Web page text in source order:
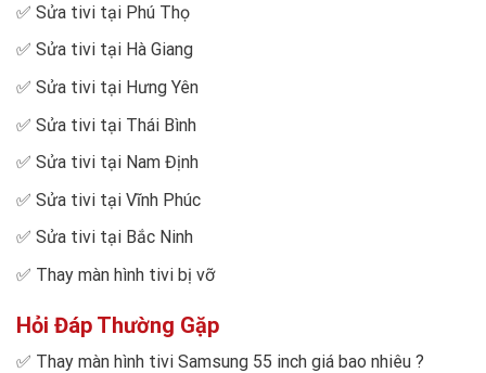
✅ Sửa tivi tại Phú Thọ
✅ Sửa tivi tại Hà Giang
✅ Sửa tivi tại Hưng Yên
✅ Sửa tivi tại Thái Bình
✅ Sửa tivi tại Nam Định
✅ Sửa tivi tại Vĩnh Phúc
✅ Sửa tivi tại Bắc Ninh
✅ Thay màn hình tivi bị vỡ
Hỏi Đáp Thường Gặp
✅ Thay màn hình tivi Samsung 55 inch giá bao nhiêu ?